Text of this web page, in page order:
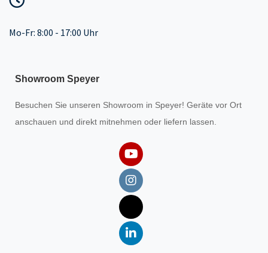
Mo-Fr: 8:00 - 17:00 Uhr
Showroom Speyer
Besuchen Sie unseren Showroom in Speyer! Geräte vor Ort
anschauen und direkt mitnehmen oder liefern lassen.